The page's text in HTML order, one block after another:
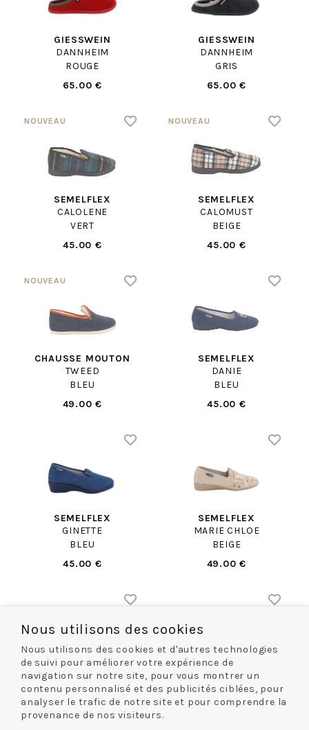
GIESSWEIN
DANNHEIM
ROUGE
65.00 €
GIESSWEIN
DANNHEIM
GRIS
65.00 €
SEMELFLEX
CALOLENE
VERT
45.00 €
SEMELFLEX
CALOMUST
BEIGE
45.00 €
CHAUSSE MOUTON
TWEED
BLEU
49.00 €
SEMELFLEX
DANIE
BLEU
45.00 €
SEMELFLEX
GINETTE
BLEU
45.00 €
SEMELFLEX
MARIE CHLOE
BEIGE
49.00 €
SEMELFLEX
MARIE COLETTE
BLEU
SEMELFLEX
MARIE LISE
BLEU
Nous utilisons des cookies
Nous utilisons des cookies et d'autres technologies
de suivi pour améliorer votre expérience de
navigation sur notre site, pour vous montrer un
contenu personnalisé et des publicités ciblées, pour
analyser le trafic de notre site et pour comprendre la
provenance de nos visiteurs.